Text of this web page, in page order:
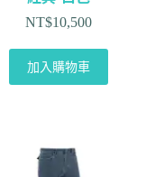
NT$10,500
加入購物車